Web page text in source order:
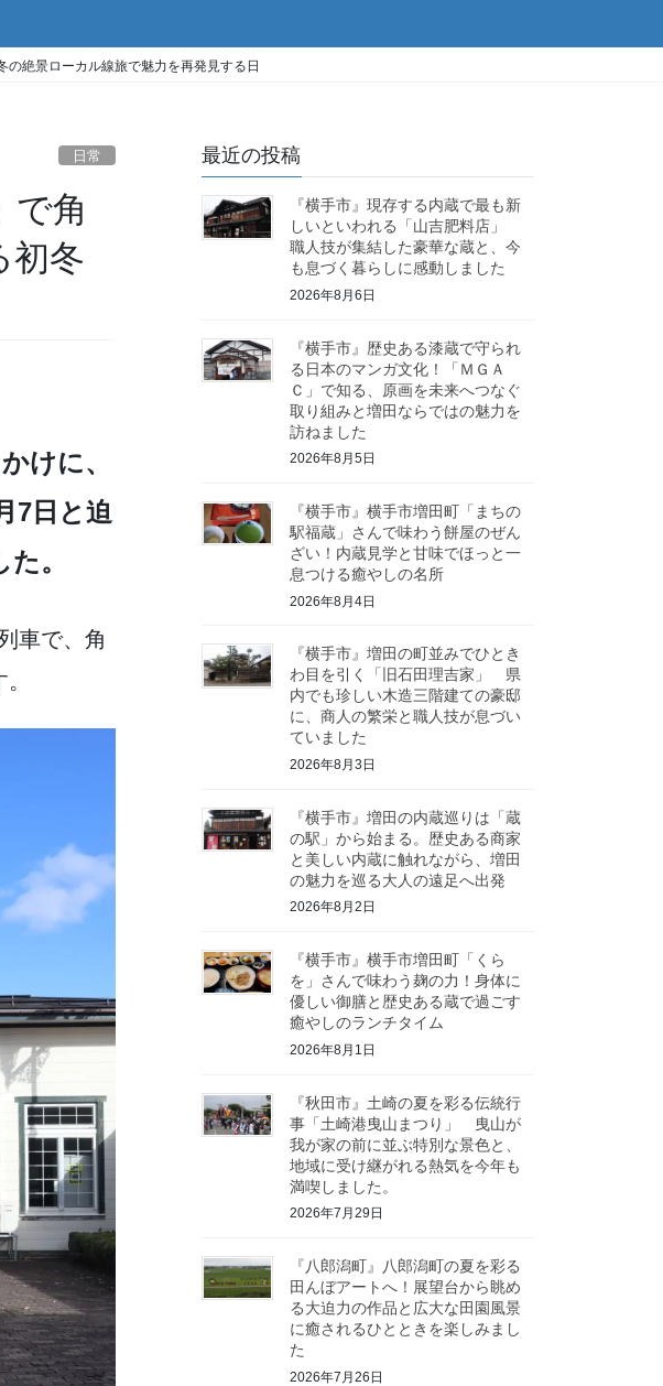
の絶景ローカル線旅で魅力を再発見する日
日常
で角
初冬
けに、
7日と迫
。
車で、角
最近の投稿
『横手市』現存する内蔵で最も新
しいといわれる「山吉肥料店」
職人技が集結した豪華な蔵と、今
も息づく暮らしに感動しました
2026年8月6日
『横手市』歴史ある漆蔵で守られ
る日本のマンガ文化！「ＭＧＡ
Ｃ」で知る、原画を未来へつなぐ
取り組みと増田ならではの魅力を
訪ねました
2026年8月5日
『横手市』横手市増田町「まちの
駅福蔵」さんで味わう餅屋のぜん
ざい！内蔵見学と甘味でほっと一
息つける癒やしの名所
2026年8月4日
『横手市』増田の町並みでひとき
わ目を引く「旧石田理吉家」 県
内でも珍しい木造三階建ての豪邸
に、商人の繁栄と職人技が息づい
ていました
2026年8月3日
『横手市』増田の内蔵巡りは「蔵
の駅」から始まる。歴史ある商家
と美しい内蔵に触れながら、増田
の魅力を巡る大人の遠足へ出発
2026年8月2日
『横手市』横手市増田町「くら
を」さんで味わう麹の力！身体に
優しい御膳と歴史ある蔵で過ごす
癒やしのランチタイム
2026年8月1日
『秋田市』土崎の夏を彩る伝統行
事「土崎港曳山まつり」 曳山が
我が家の前に並ぶ特別な景色と、
地域に受け継がれる熱気を今年も
満喫しました。
2026年7月29日
『八郎潟町』八郎潟町の夏を彩る
田んぼアートへ！展望台から眺め
る大迫力の作品と広大な田園風景
に癒されるひとときを楽しみまし
た
2026年7月26日